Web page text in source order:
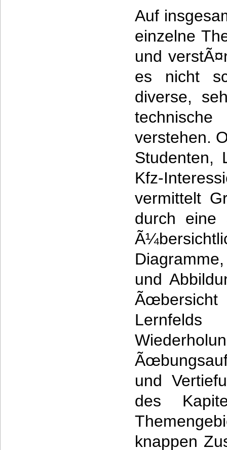
Auf
einzelne
und
es nicht
diverse,
verstehen.
Studenten,
Kfz-
vermittelt
durch eine
und
und
des
knappen